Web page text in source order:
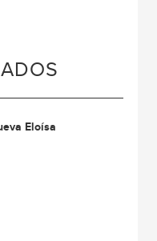
Eloísa